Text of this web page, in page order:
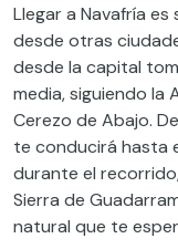
Llegar a Navafría
desde otras
desde la capital
media, siguiendo la
Cerezo de Abajo.
te conducirá hasta
durante el
Sierra de
natural que te